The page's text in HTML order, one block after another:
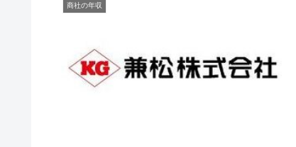
商社の年収